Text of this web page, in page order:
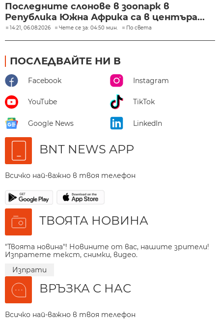
Последните слонове в зоопарк в
Република Южна Африка са в центъра...
14:21, 06.08.2026 Чете се за: 04:50 мин. По света
ПОСЛЕДВАЙТЕ НИ В
Facebook Instagram
YouTube TikTok
Google News LinkedIn
BNT NEWS APP
Всичко най-важно в твоя телефон
ТВОЯТА НОВИНА
"Твоята новина"! Новините от вас, нашите зрители!
Изпратете текст, снимки, видео.
Изпрати
ВРЪЗКА С НАС
Всичко най-важно в твоя телефон